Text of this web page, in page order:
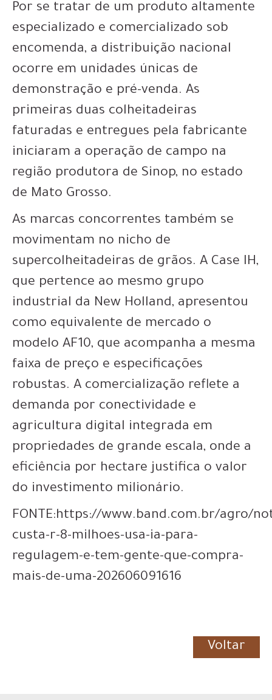
Por se tratar de um produto altamente
especializado e comercializado sob
encomenda, a distribuição nacional
ocorre em unidades únicas de
demonstração e pré-venda. As
primeiras duas colheitadeiras
faturadas e entregues pela fabricante
iniciaram a operação de campo na
região produtora de Sinop, no estado
de Mato Grosso.
As marcas concorrentes também se
movimentam no nicho de
supercolheitadeiras de grãos. A Case IH,
que pertence ao mesmo grupo
industrial da New Holland, apresentou
como equivalente de mercado o
modelo AF10, que acompanha a mesma
faixa de preço e especificações
robustas. A comercialização reflete a
demanda por conectividade e
agricultura digital integrada em
propriedades de grande escala, onde a
eficiência por hectare justifica o valor
do investimento milionário.
FONTE:https://www.band.com.br/agro/
custa-r-8-milhoes-usa-ia-para-
regulagem-e-tem-gente-que-compra-
mais-de-uma-202606091616
Voltar